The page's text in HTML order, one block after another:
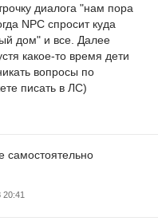
диалога "нам пора
NPC спросит куда
дом" и все. Далее
какое-то время дети
вопросы по
писать в ЛС)
самостоятельно
20:41